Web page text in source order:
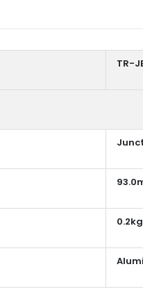
TR-